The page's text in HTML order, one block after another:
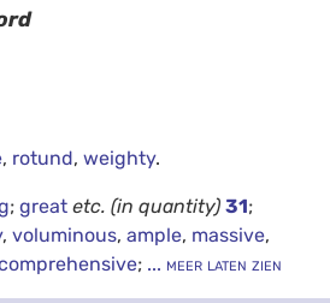
, rotund, weighty.
; great etc. (in quantity) 31;
, voluminous, ample, massive,
;... meer laten zien